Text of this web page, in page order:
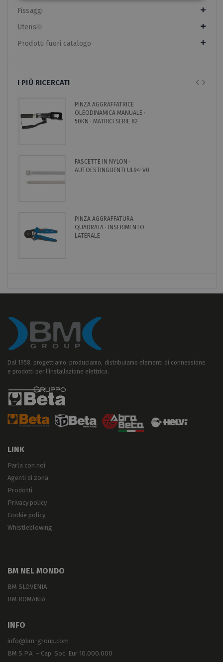
Fissaggi
Utensili
Prodotti fuori catalogo
I PIÙ RICERCATI
PINZA AGGRAFFATRICE
OLEODINAMICA MANUALE ·
50KN · MATRICI SERIE 82
FASCETTE IN NYLON ·
AUTOESTINGUENTI UL94-V0
PINZA AGGRAFFATURA
QUADRATA · INSERIMENTO
LATERALE
Dal 1958, progettiamo, produciamo, distribuiamo elementi di connessione
e prodotti per l’installazione elettrica.
LINK
Parla con noi
Agenti di zona
Prodotti
Privacy policy
Cookie policy
Whistleblowing
BM NEL MONDO
BM SLOVENIA
BM ROMANIA
INFO
info@bm-group.com
BM S.P.A. – Cap. Soc. Eur 10.000.000